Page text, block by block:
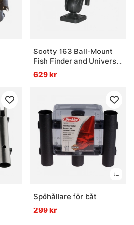
Scotty 163 Ball-Mount
Fish Finder and Universal
Mounting Plate
629 kr
Spöhållare för båt
299 kr